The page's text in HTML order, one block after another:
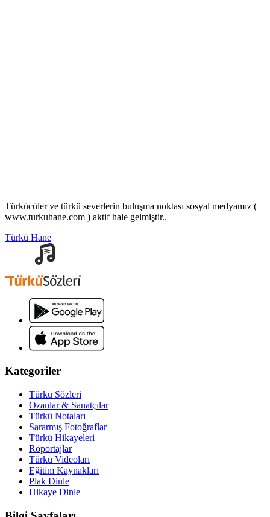
Türkücüler ve türkü severlerin buluşma noktası sosyal medyamız (
www.turkuhane.com ) aktif hale gelmiştir..
Türkü Hane
Kategoriler
Türkü Sözleri
Ozanlar & Sanatçılar
Türkü Notaları
Sararmış Fotoğraflar
Türkü Hikayeleri
Röportajlar
Türkü Videoları
Eğitim Kaynakları
Plak Dinle
Hikaye Dinle